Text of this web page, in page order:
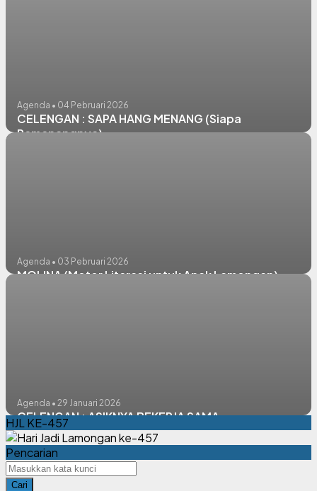
Agenda • 04 Pebruari 2026
CELENGAN : SAPA HANG MENANG (Siapa
Pemenangnya)
Agenda • 03 Pebruari 2026
MOLINA (Motor Literasi untuk Anak Lamongan)
Agenda • 29 Januari 2026
CELENGAN : ASIKNYA BEKERJA SAMA
HJL KE-457
Pencarian
Cari